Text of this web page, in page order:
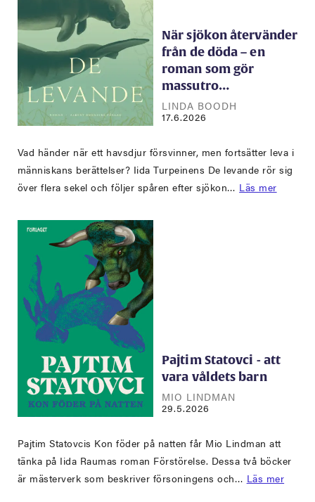
När sjökon återvänder
från de döda – en
roman som gör
massutro…
LINDA BOODH
17.6.2026
Vad händer när ett havsdjur försvinner, men fortsätter leva i
människans berättelser? Iida Turpeinens De levande rör sig
över flera sekel och följer spåren efter sjökon… Läs mer
Pajtim Statovci - att
vara våldets barn
MIO LINDMAN
29.5.2026
Pajtim Statovcis Kon föder på natten får Mio Lindman att
tänka på Iida Raumas roman Förstörelse. Dessa två böcker
är mästerverk som beskriver försoningens och… Läs mer